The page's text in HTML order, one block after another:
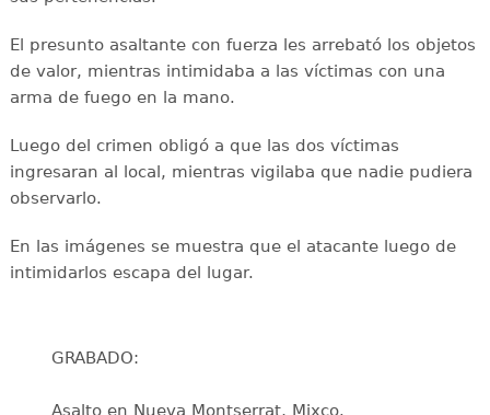
El presunto asaltante con fuerza les arrebató los objetos
de valor, mientras intimidaba a las víctimas con una
arma de fuego en la mano.
Luego del crimen obligó a que las dos víctimas
ingresaran al local, mientras vigilaba que nadie pudiera
observarlo.
En las imágenes se muestra que el atacante luego de
intimidarlos escapa del lugar.
GRABADO:
Asalto en Nueva Montserrat, Mixco.